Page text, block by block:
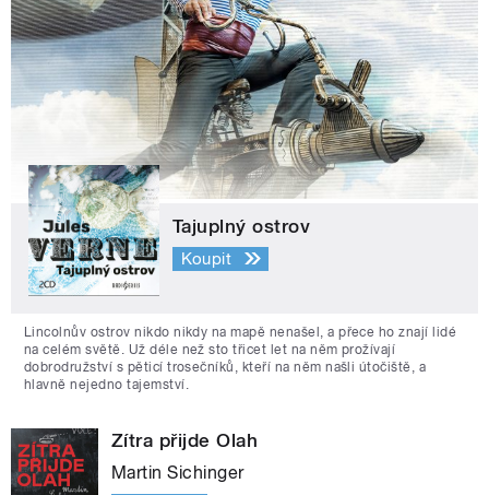
Tajuplný ostrov
Koupit
Lincolnův ostrov nikdo nikdy na mapě nenašel, a přece ho znají lidé
na celém světě. Už déle než sto třicet let na něm prožívají
dobrodružství s pěticí trosečníků, kteří na něm našli útočiště, a
hlavně nejedno tajemství.
Zítra přijde Olah
Martin Sichinger